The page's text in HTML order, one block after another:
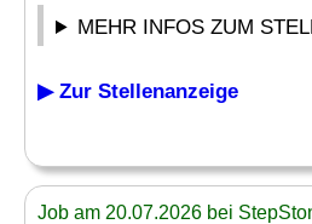
MEHR INFOS ZUM
▶ Zur Stellenanzeige
Job am 20.07.2026 bei